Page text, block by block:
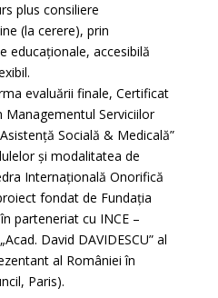
plus consiliere
(la cerere), prin
educaționale, accesibilă
evaluării finale, Certificat
Managementul Serviciilor
Socială & Medicală”
și modalitatea de
Internațională Onorifică
fondat de Fundația
parteneriat cu INCE –
David DAVIDESCU” al
al României în
Paris).